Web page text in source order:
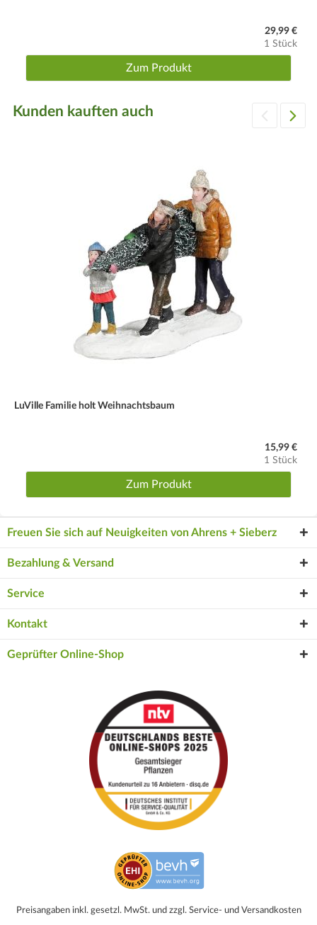
29,99 €
1 Stück
Zum Produkt
Kunden kauften auch
LuVille Familie holt Weihnachtsbaum
15,99 €
1 Stück
Zum Produkt
Freuen Sie sich auf Neuigkeiten von Ahrens + Sieberz
Bezahlung & Versand
Service
Kontakt
Geprüfter Online-Shop
Preisangaben inkl. gesetzl. MwSt. und zzgl. Service- und Versandkosten